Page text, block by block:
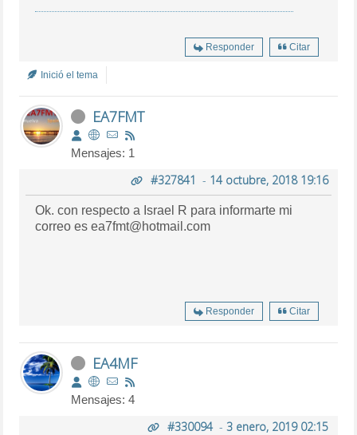
Responder Citar
Inició el tema
EA7FMT
Mensajes: 1
#327841 - 14 octubre, 2018 19:16
Ok. con respecto a Israel R para informarte mi
correo es ea7fmt@hotmail.com
Responder Citar
EA4MF
Mensajes: 4
#330094- 3 enero, 2019 02:15